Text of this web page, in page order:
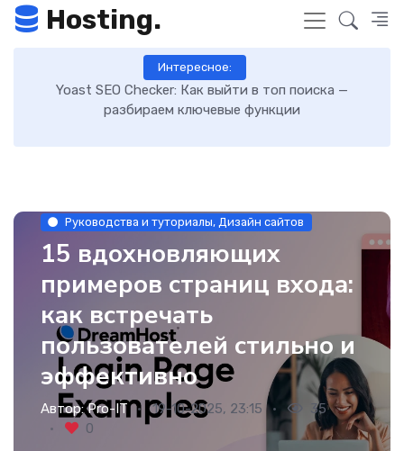
Hosting.
Интересное:
Yoast SEO Checker: Как выйти в топ поиска —
разбираем ключевые функции
Руководства и туториалы, Дизайн сайтов
15 вдохновляющих
примеров страниц входа:
как встречать
пользователей стильно и
эффективно
Автор:Pro-IT 19-10-2025, 23:15
35
0